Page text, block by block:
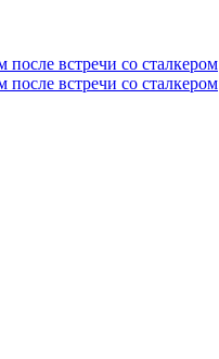
встречи со сталкером